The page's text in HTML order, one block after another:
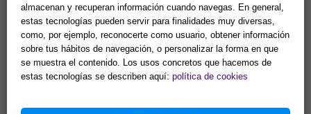
Figura de resina color bronce.
El arcángel Miguel es el
patrono de los policías y su
insignia es el valor, la ...
57,84 €
Comprar
El Buda es un título honorífico
para todos los hombres que a
través de su propia fuerza han
alcanzado la ilumi...
11,96 €
Comprar
almacenan y recuperan información cuando navegas. En general,
estas tecnologías pueden servir para finalidades muy diversas,
como, por ejemplo, reconocerte como usuario, obtener información
sobre tus hábitos de navegación, o personalizar la forma en que
se muestra el contenido. Los usos concretos que hacemos de
estas tecnologías se describen aquí: política de cookies